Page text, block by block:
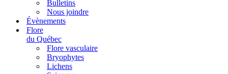
Bulletins
Nous joindre
Évènements
Flore
du Québec
Flore vasculaire
Bryophytes
Lichens